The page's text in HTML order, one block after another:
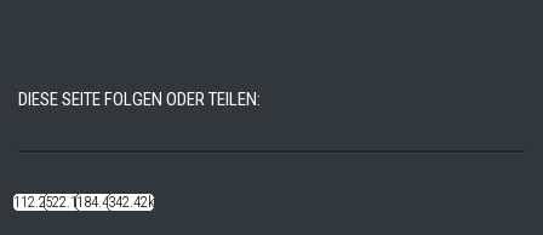
DIESE SEITE FOLGEN ODER TEILEN:
112.22k522.14k184.48k342.42k